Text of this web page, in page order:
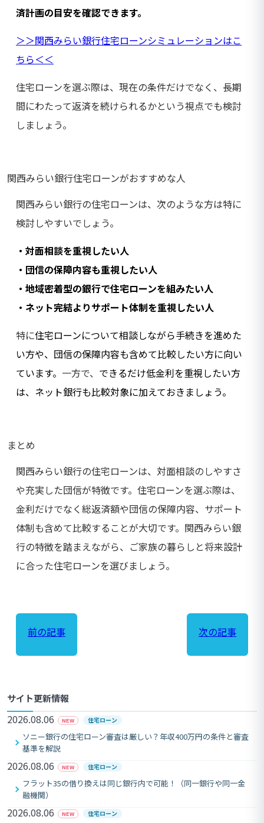
済計画の目安を確認できます。
＞＞関西みらい銀行住宅ローンシミュレーションはこ
ちら＜＜
住宅ローンを選ぶ際は、現在の条件だけでなく、長期
間にわたって返済を続けられるかという視点でも検討
しましょう。
関西みらい銀行住宅ローンがおすすめな人
関西みらい銀行の住宅ローンは、次のような方は特に
検討しやすいでしょう。
・対面相談を重視したい人
・団信の保障内容も重視したい人
・地域密着型の銀行で住宅ローンを組みたい人
・ネット完結よりサポート体制を重視したい人
特に住宅ローンについて相談しながら手続きを進めた
い方や、団信の保障内容も含めて比較したい方に向い
ています。 一方で、 できるだけ低金利を重視したい方
は、ネット銀行も比較対象に加えておきましょう。
まとめ
関西みらい銀行の住宅ローンは、対面相談のしやすさ
や充実した団信が特徴です。住宅ローンを選ぶ際は、
金利だけでなく総返済額や団信の保障内容、サポート
体制も含めて比較することが大切です。関西みらい銀
行の特徴を踏まえながら、ご家族の暮らしと将来設計
に合った住宅ローンを選びましょう。
前の記事 次の記事
サイト更新情報
2026.08.06 NEW 住宅ローン
ソニー銀行の住宅ローン審査は厳しい？年収400万円の条件と審査
基準を解説
2026.08.06 NEW 住宅ローン
フラット35の借り換えは同じ銀行内で可能！（同一銀行や同一金
融機関）
2026.08.06 NEW 住宅ローン